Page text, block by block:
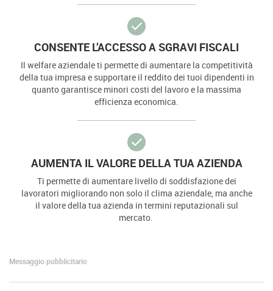
CONSENTE L’ACCESSO A SGRAVI FISCALI
Il welfare aziendale ti permette di aumentare la competitività
della tua impresa e supportare il reddito dei tuoi dipendenti in
quanto garantisce minori costi del lavoro e la massima
efficienza economica.
AUMENTA IL VALORE DELLA TUA AZIENDA
Ti permette di aumentare livello di soddisfazione dei
lavoratori migliorando non solo il clima aziendale, ma anche
il valore della tua azienda in termini reputazionali sul
mercato.
Messaggio pubblicitario